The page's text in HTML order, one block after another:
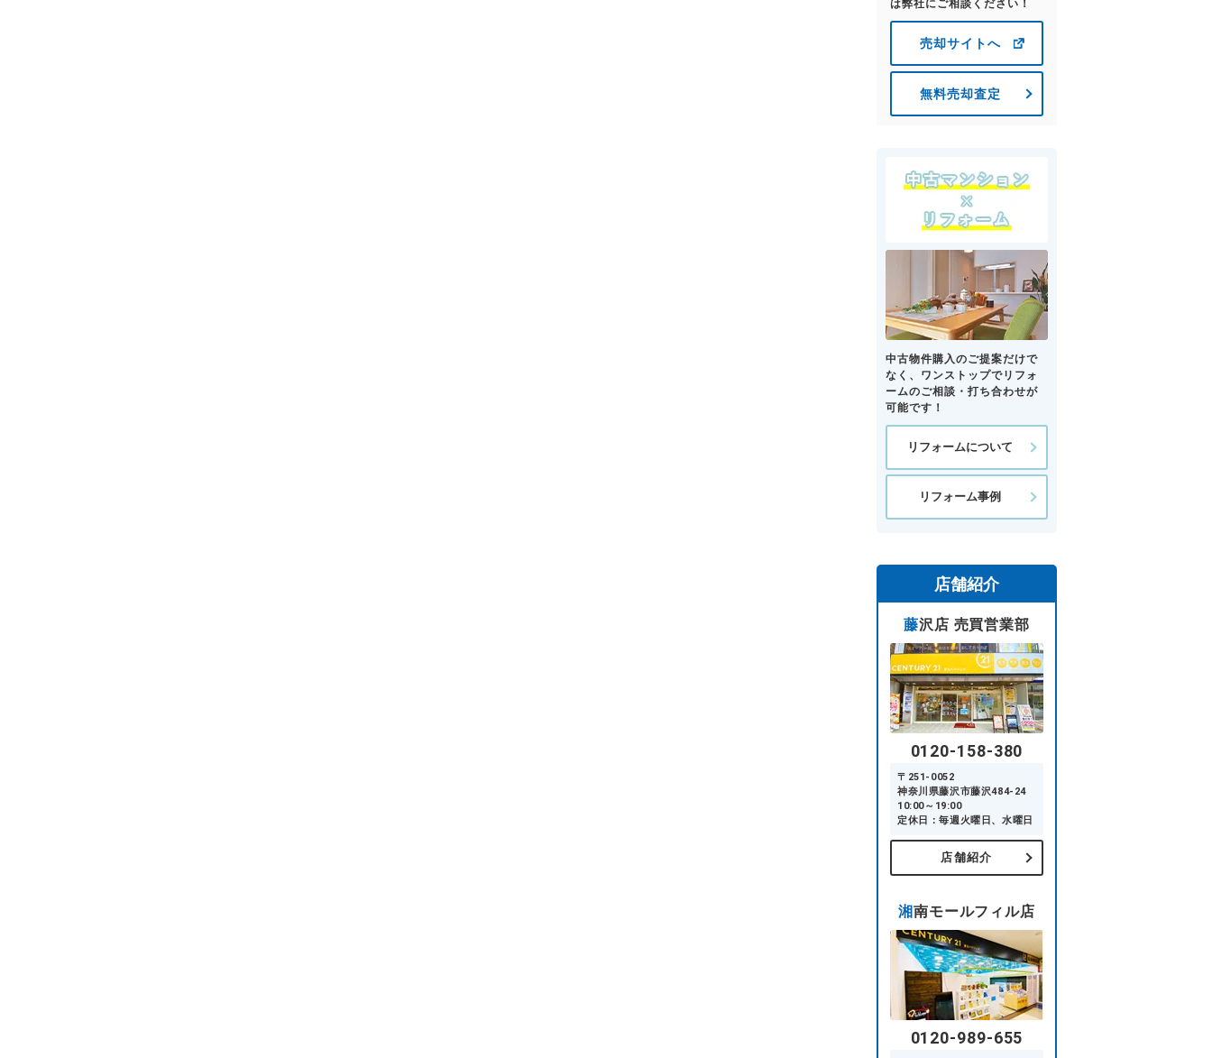
は弊社にご相談ください！
売却サイトへ
無料売却査定
中古物件購入のご提案だけで
なく、ワンストップでリフォ
ームのご相談・打ち合わせが
可能です！
リフォームについて
リフォーム事例
店舗紹介
藤沢店 売買営業部
0120-158-380
〒251-0052
神奈川県藤沢市藤沢484-24
10:00～19:00
定休日：毎週火曜日、水曜日
店舗紹介
湘南モールフィル店
0120-989-655